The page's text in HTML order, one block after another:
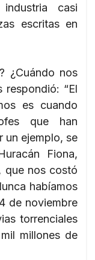
casi
escritas en
¿Cuándo nos
respondió: “El
es cuando
que han
un ejemplo, se
Fiona,
que nos costó
habíamos
de noviembre
torrenciales
millones de